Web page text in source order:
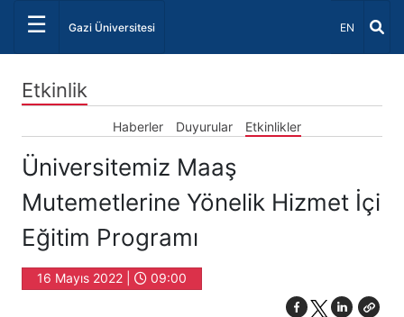
☰ Gazi Üniversitesi Dil Seçiniz
EN
Etkinlik
Haberler Duyurular Etkinlikler
Üniversitemiz Maaş
Mutemetlerine Yönelik Hizmet İçi
Eğitim Programı
16 Mayıs 2022 | 09:00